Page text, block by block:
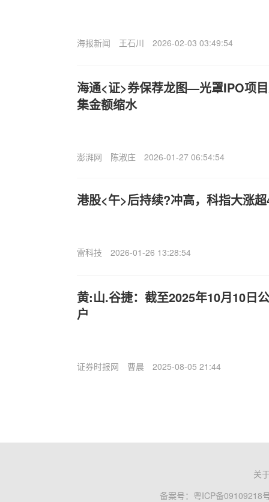
海报新闻 王石川 2026-02-03 03:49:54
海通<证>券保荐龙图—光罩IPO项
集金额缩水
澎湃网 陈淑庄 2026-01-27 06:54:54
港股<午>后持续?冲高，科指大涨
雷科技 2026-01-26 13:28:54
黄:山.谷捷：截至2025年10月10日
户
证券时报网 曹晨 2025-08-05 21:44
关
备案号： 粤ICP备09109218